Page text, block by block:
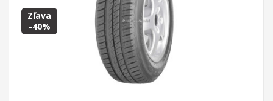
Zľava
-40%